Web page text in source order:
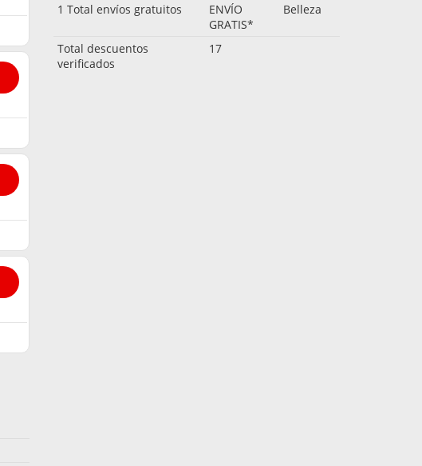
1 Total envíos gratuitos
ENVÍO
GRATIS*
Belleza
Total descuentos
verificados
17